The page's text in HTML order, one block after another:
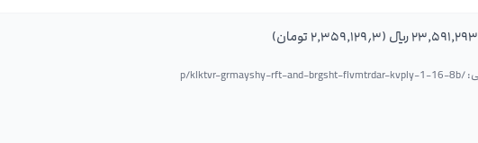
۲۳٬۵۹۱٬۲۹۳ ریال (۲٬۳۵۹٬۱۲۹٫۳ تومان)
klktvr-grmayshy-rft-and-brgsht-flvmtrdar-kvply-1-16-8b